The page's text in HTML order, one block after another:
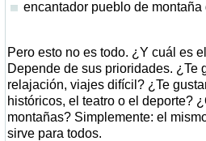
encantador pueblo de montaña
Pero esto no es todo. ¿Y cuál es
Depende de sus prioridades. ¿Te
relajación, viajes difícil? ¿Te
históricos, el teatro o el deporte?
montañas? Simplemente: el
sirve para todos.